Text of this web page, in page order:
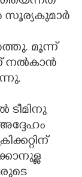
സൂര്യകുമാർ
മൂന്ന്
നല്‍കാന്‍
ടീമിനു